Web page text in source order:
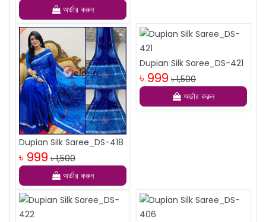
অর্ডার করুন
Dupian Silk Saree_DS-418
৳ 999 ৳ 1,500
অর্ডার করুন
Dupian Silk Saree_DS-421
৳ 999 ৳ 1,500
অর্ডার করুন